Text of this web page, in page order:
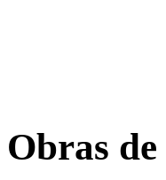
Obras de